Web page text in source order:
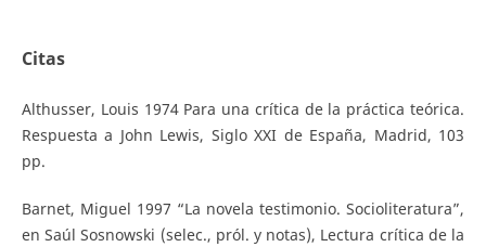
Citas
Althusser, Louis 1974 Para una crítica de la práctica teórica.
Respuesta a John Lewis, Siglo XXI de España, Madrid, 103
pp.
Barnet, Miguel 1997 “La novela testimonio. Socioliteratura”,
en Saúl Sosnowski (selec., pról. y notas), Lectura crítica de la